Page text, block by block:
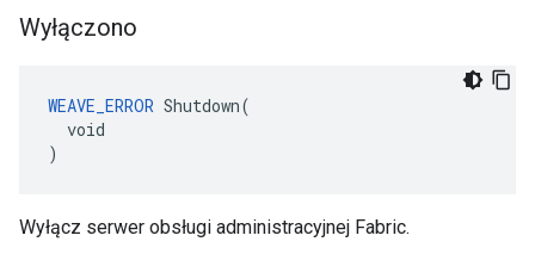
Wyłączono
WEAVE_ERROR Shutdown(
  void
)
Wyłącz serwer obsługi administracyjnej Fabric.